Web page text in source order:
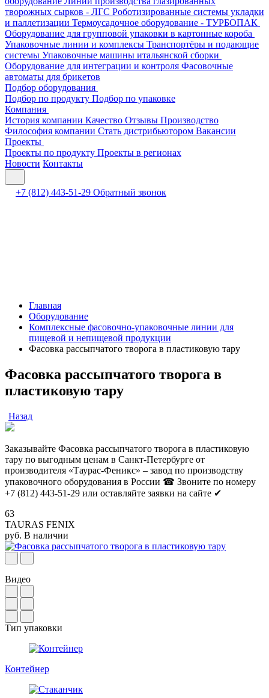
творожных сырков - ЛГС Роботизированные системы укладки
и паллетизации Термоусадочное оборудование - ТУРБОПАК
Оборудование для групповой упаковки в картонные короба
Упаковочные линии и комплексы Транспортёры и подающие
системы Упаковочные машины итальянской сборки
Оборудование для интеграции и контроля Фасовочные
автоматы для брикетов
Подбор оборудования
Подбор по продукту Подбор по упаковке
Компания
История компании Качество Отзывы Производство
Философия компании Стать дистрибьютором Вакансии
Проекты
Проекты по продукту Проекты в регионах
Новости Контакты
+7 (812) 443-51-29 Обратный звонок
Главная
Оборудование
Комплексные фасовочно-упаковочные линии для
пищевой и непищевой продукции
Фасовка рассыпчатого творога в пластиковую тару
Фасовка рассыпчатого творога в
пластиковую тару
Назад
Заказывайте Фасовка рассыпчатого творога в пластиковую
тару по выгодным ценам в Санкт-Петербурге от
производителя «Таурас-Феникс» – завод по производству
упаковочного оборудования в России ☎ Звоните по номеру
+7 (812) 443-51-29 или оставляйте заявки на сайте ✔
63
TAURAS FENIX
руб. В наличии
Видео
Тип упаковки
Контейнер